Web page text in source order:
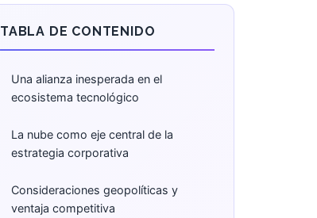
TABLA DE CONTENIDO
Una alianza inesperada en el
ecosistema tecnológico
La nube como eje central de la
estrategia corporativa
Consideraciones geopolíticas y
ventaja competitiva